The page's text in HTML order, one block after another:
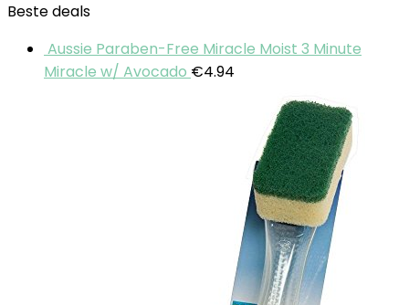
Beste deals
Aussie Paraben-Free Miracle Moist 3 Minute
Miracle w/ Avocado €4.94